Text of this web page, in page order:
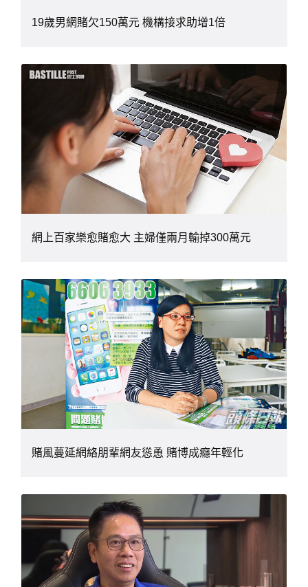
19歲男網賭欠150萬元 機構接求助增1倍
網上百家樂愈賭愈大 主婦僅兩月輸掉300萬元
賭風蔓延網絡朋輩網友慫恿 賭博成癮年輕化